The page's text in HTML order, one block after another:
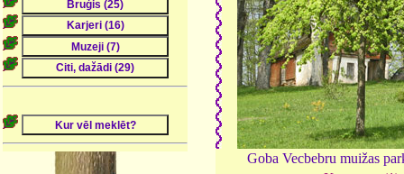
Goba Vecbebru muižas